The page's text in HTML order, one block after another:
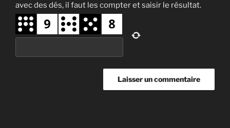
avec des dés, il faut les compter et saisir le résultat.